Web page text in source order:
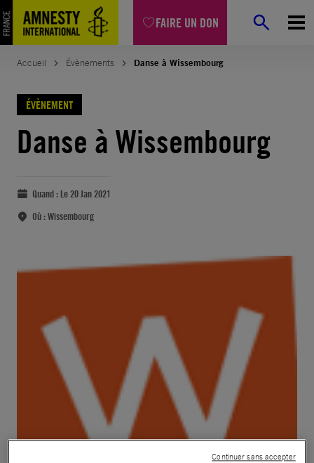
FAIRE UN DON
Accueil Évènements Danse à Wissembourg
ÉVÈNEMENT
Danse à Wissembourg
Quand : Le 20 Jan 2021
Où :Wissembourg
Continuer sans accepter